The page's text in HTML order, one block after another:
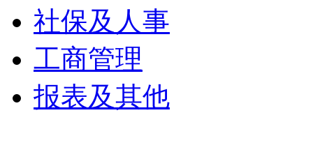
社保及人事
工商管理
报表及其他